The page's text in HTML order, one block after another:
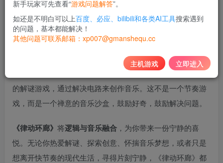
黄金会员免费
解决问题，创作音乐，滋养精神。《律动环廊》是一款极简
的解谜游戏，通过解决电路来创作音乐。这不是一个节奏游
戏，而是一个禅意的音乐沙盒，鼓励好奇，鼓励解决问题。
《律动环廊》 将逻辑与音乐融合 ，为你带来一份宁静的喜
悦。无论你热爱解谜、探索创意、怀揣音乐梦想，或者只是
想离开快节奏的现代生活，寻得片刻宁静，《律动环廊》都
新手玩家可先查看“游戏问题解答”。
如还是不明白可以上百度、必应、bilibili和各类AI工具搜索遇到
的问题，基本都能解决！
其他问题可联系邮箱：xp007@gmanshequ.cc
主机游戏 立即进入